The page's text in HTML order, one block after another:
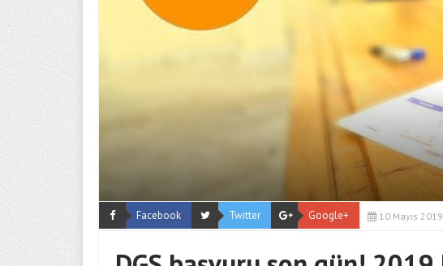
Facebook Twitter Google+ 10 Mayıs 2019